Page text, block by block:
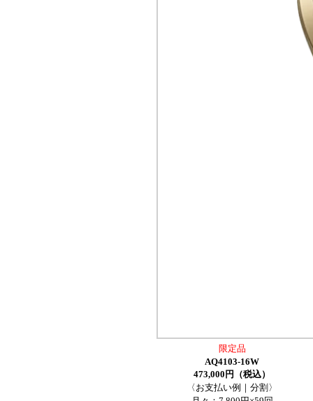
限定品
AQ4103-16W
473,000円（税込）
〈お支払い例｜分割〉